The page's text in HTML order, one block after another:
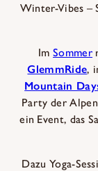
Winter-Vibes –
ImSommer
GlemmRide,
Mountain
Party der
ein Event, das
Dazu Yoga-